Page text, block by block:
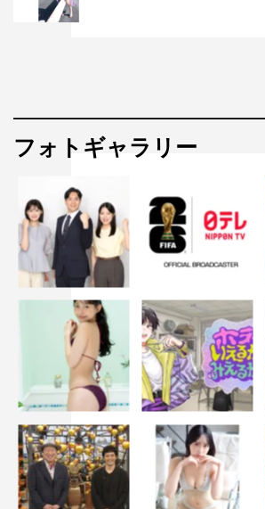
ひとりしばいVol.10「ラルスコット・
＜『池袋裏百物語 明烏准教授の都市
2021年9月11日（土）
【昼の部】開場12：30／開演13：00
【夜の部】開場17：30／開演18：00
2021年9月12日（日）
【昼の部】開場12：30／開演13：00
【夜の部】開場17：30／開演18：00
チケット販売期間：9月20日（月）
視聴可能期間：
2021年9月11日（土）公演：生配信＋
フォトギャラリー